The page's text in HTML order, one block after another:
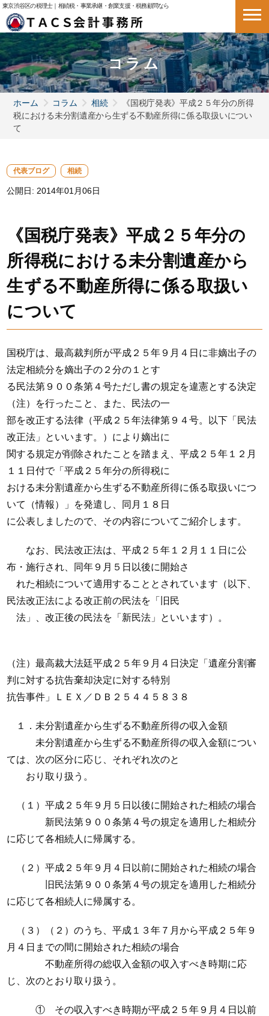
東京渋谷区の税理士｜相続税・事業承継・創業支援・税務顧問なら
コラム
ホーム コラム 相続
《国税庁発表》平成２５年分の所得
税における未分割遺産から生ずる不動産所得に係る取扱いについ
て
代表ブログ 相続
公開日: 2014年01月06日
《国税庁発表》平成２５年分の
所得税における未分割遺産から
生ずる不動産所得に係る取扱い
について
国税庁は、最高裁判所が平成２５年９月４日に非嫡出子の
法定相続分を嫡出子の２分の１とす
る民法第９００条第４号ただし書の規定を違憲とする決定
（注）を行ったこと、また、民法の一
部を改正する法律（平成２５年法律第９４号。以下「民法
改正法」といいます。）により嫡出に
関する規定が削除されたことを踏まえ、平成２５年１２月
１１日付で「平成２５年分の所得税に
おける未分割遺産から生ずる不動産所得に係る取扱いにつ
いて（情報）」を発遣し、同月１８日
に公表しましたので、その内容についてご紹介します。
なお、民法改正法は、平成２５年１２月１１日に公
布・施行され、同年９月５日以後に開始さ
れた相続について適用することとされています（以下、
民法改正法による改正前の民法を「旧民
法」、改正後の民法を「新民法」といいます）。
（注）最高裁大法廷平成２５年９月４日決定「遺産分割審
判に対する抗告棄却決定に対する特別
抗告事件」ＬＥＸ／ＤＢ２５４４５８３８
１．未分割遺産から生ずる不動産所得の収入金額
未分割遺産から生ずる不動産所得の収入金額につい
ては、次の区分に応じ、それぞれ次のと
おり取り扱う。
（１）平成２５年９月５日以後に開始された相続の場合
新民法第９００条第４号の規定を適用した相続分
に応じて各相続人に帰属する。
（２）平成２５年９月４日以前に開始された相続の場合
旧民法第９００条第４号の規定を適用した相続分
に応じて各相続人に帰属する。
（３）（２）のうち、平成１３年７月から平成２５年９
月４日までの間に開始された相続の場合
不動産所得の総収入金額の収入すべき時期に応
じ、次のとおり取り扱う。
① その収入すべき時期が平成２５年９月４日以前